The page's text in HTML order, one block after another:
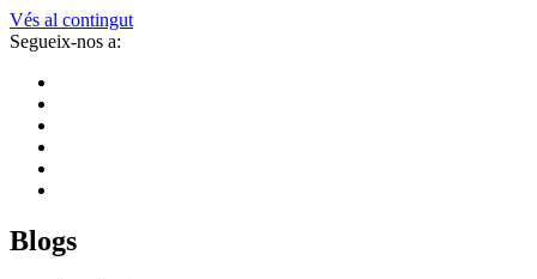
Vés al contingut
Segueix-nos a:
Blogs